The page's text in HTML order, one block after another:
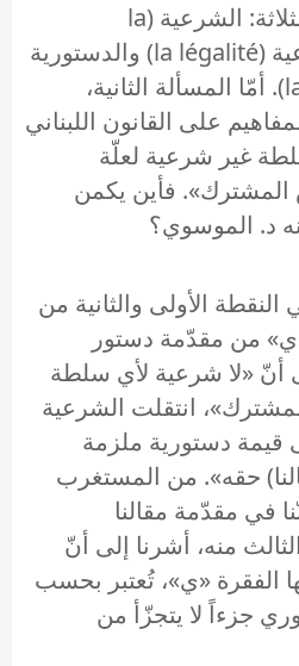
العلاقة بين المفاهيم الثلاثة: الشرعية (la
légitimité) والمشروعية (la légalité) والدستورية
(la constitutionnalité). أمّا المسألة الثانية،
على القانون اللبناني
غير شرعية لعلّة
المشترك». فأين يكمن
د. الموسوي؟
الأولى والثانية من
«ي» من مقدّمة دستور
أنّ «لا شرعية لأي سلطة
انتقلت الشرعية
دستورية ملزمة
حقه». من المستغرب
في مقدّمة مقالنا
منه، أشرنا إلى أنّ
الفقرة «ي»، تُعتبر بحسب
جزءاً لا يتجزّأ من